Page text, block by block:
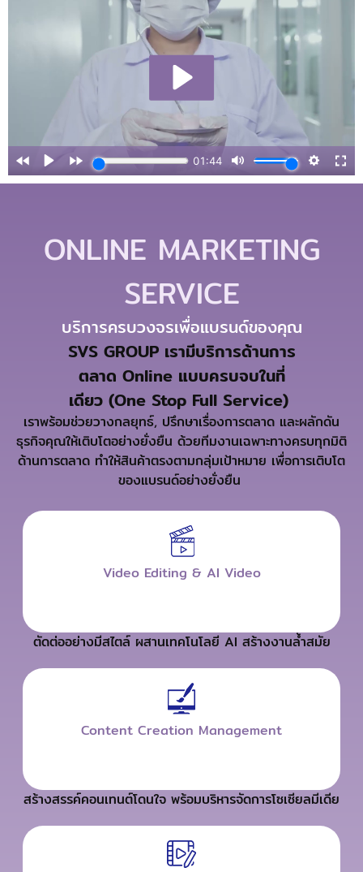
ONLINE MARKETING
SERVICE
บริการครบวงจรเพื่อแบรนด์ของคุณ
SVS GROUP เรามีบริการด้านการ
ตลาด Online แบบครบจบในที่
เดียว (One Stop Full Service)
เราพร้อมช่วยวางกลยุทธ์, ปรึกษาเรื่องการตลาด และผลักดัน
ธุรกิจคุณให้เติบโตอย่างยั่งยืน ด้วยทีมงานเฉพาะทางครบทุกมิติ
ด้านการตลาด ทำให้สินค้าตรงตามกลุ่มเป้าหมาย เพื่อการเติบโต
ของแบรนด์อย่างยั่งยืน
Video Editing & Al Video
ตัดต่ออย่างมีสไตล์ ผสานเทคโนโลยี AI สร้างงานล้ำสมัย
Content Creation Management
สร้างสรรค์คอนเทนต์โดนใจ พร้อมบริหารจัดการโซเซียลมีเดีย